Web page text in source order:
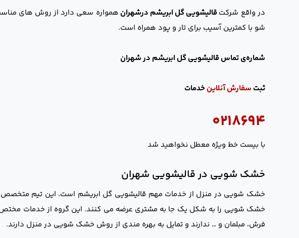
در واقع شرکتقالیشویی گل ابریشم درشهران همواره سعی دارد از روش های
شو با کمترین آسیب برای تار و پود همراه است.
شماره‌ی تماس قالیشویی گل ابریشم در شهران
ثبت سفارش آنلاین خدمات
۰۲۱۸۶۹۴
با بیست خط ویژه معطل نخواهید شد
خشک شویی در قالیشویی شهران
خشک شویی در منزل از خدمات مهم قالیشویی گل ابریشم است. این تیم متخصص
خشک شویی را به شکل یک جا به مشتری عرضه می کنند. این گروه از خدمات مختص
فرش، مبلمان و … ندارند و تمایل به بهره مندی از روش خشک شویی در منزل دارند.